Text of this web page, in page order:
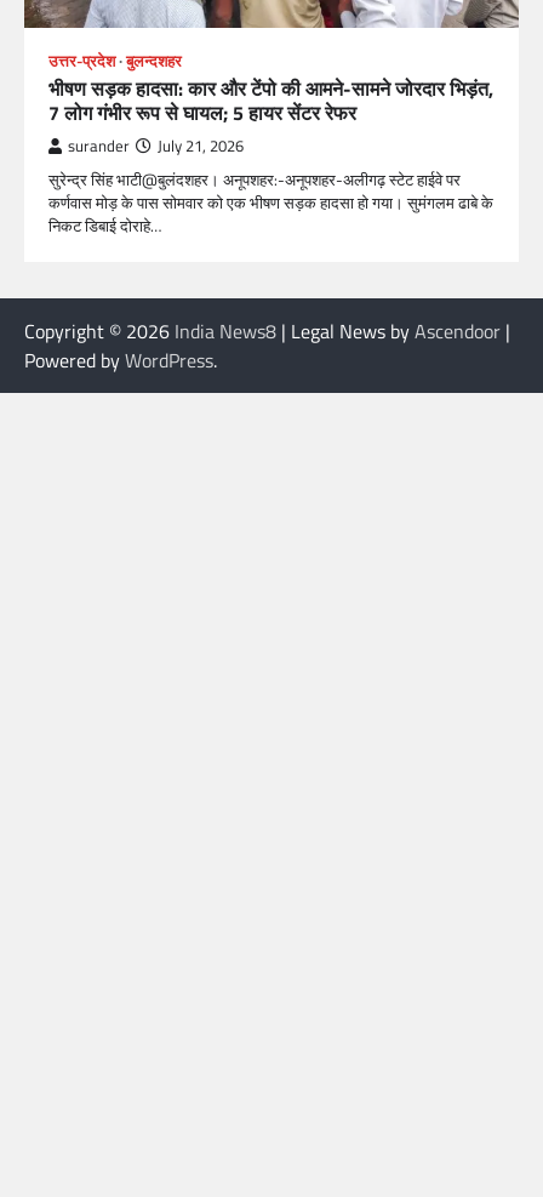
उत्तर-प्रदेश बुलन्दशहर
भीषण सड़क हादसा: कार और टेंपो की आमने-सामने जोरदार भिड़ंत,
7 लोग गंभीर रूप से घायल; 5 हायर सेंटर रेफर​
surander July 21, 2026
सुरेन्द्र सिंह भाटी@बुलंदशहर। अनूपशहर:-अनूपशहर-अलीगढ़ स्टेट हाईवे पर
कर्णवास मोड़ के पास सोमवार को एक भीषण सड़क हादसा हो गया। सुमंगलम ढाबे के
निकट डिबाई दोराहे…
Copyright © 2026 India News8 | Legal News byAscendoor |
Powered byWordPress.